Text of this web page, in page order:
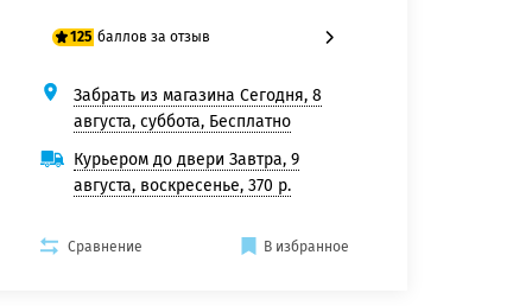
125 баллов за отзыв
100 баллов
125 баллов
Забрать из магазина Сегодня, 8
августа, суббота, Бесплатно
Курьером до двери Завтра, 9
августа, воскресенье, 370 р.
Сравнение В избранное